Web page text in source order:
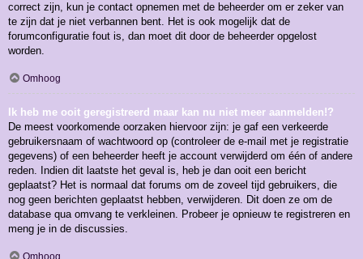
correct zijn, kun je contact opnemen met de beheerder om er zeker van
te zijn dat je niet verbannen bent. Het is ook mogelijk dat de
forumconfiguratie fout is, dan moet dit door de beheerder opgelost
worden.
Omhoog
Ik heb me ooit geregistreerd maar kan nu niet meer aanmelden!?
De meest voorkomende oorzaken hiervoor zijn: je gaf een verkeerde
gebruikersnaam of wachtwoord op (controleer de e-mail met je registratie
gegevens) of een beheerder heeft je account verwijderd om één of andere
reden. Indien dit laatste het geval is, heb je dan ooit een bericht
geplaatst? Het is normaal dat forums om de zoveel tijd gebruikers, die
nog geen berichten geplaatst hebben, verwijderen. Dit doen ze om de
database qua omvang te verkleinen. Probeer je opnieuw te registreren en
meng je in de discussies.
Omhoog